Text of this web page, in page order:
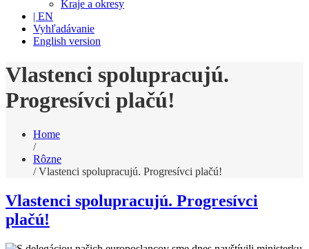
Kraje a okresy
| EN
Vyhľadávanie
English version
Vlastenci spolupracujú.
Progresívci plačú!
Home
/
Rôzne
/ Vlastenci spolupracujú. Progresívci plačú!
Vlastenci spolupracujú. Progresívci
plačú!